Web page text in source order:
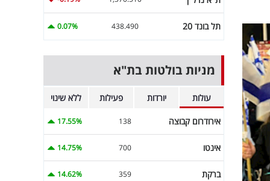
תל בונד 20 438.490
0.07%
מניות בולטות בת"א
עולות יורדות פעילות ללא שינוי
אירודרום קבוצה 138
17.55%
אינטו 700
14.75%
ברקת 359
14.62%